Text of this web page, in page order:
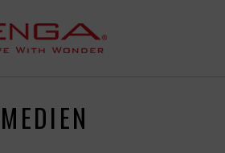
MEDIEN